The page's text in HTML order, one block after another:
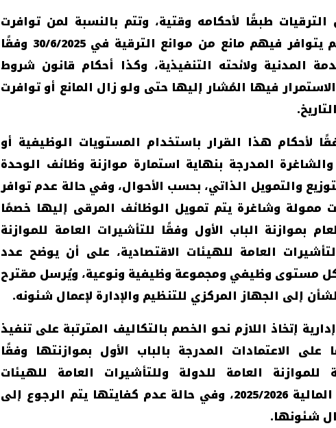
الترقيات طبقًا لأحكامه وقتية، وتتم بالنسبة لمن توافرت
فيهم الشروط ولم يتوافر فيهم مانع من موانع الترقية في 30/6/2025 وفقًا
المدنية ولائحته التنفيذية، وكذا أحكام قانون شروط
فيها المُشار إليها حتى ولو زال المانع أو توافرت
لأحكام هذا القرار باستخدام المستويات الوظيفية أو
المدرجة بنهاية استمارة موازنة وظائف الوحدة
والتمويل الذاتي، بحسب الأحوال، وفي حالة عدم توافر
ممولة وشاغرة يتم تمويل الوظائف المرقى إليها خصمًا
بموازنة الباب الأول وفقًا للتأشيرات العامة للموازنة
العامة للهيئات الاقتصادية، على أن يوضح عدد
مستوى وظيفي ومجموعة وظيفية ونوعية، ويُرسل مقترح
إلى الجهاز المركزي للتنظيم والإدارة لإعمال شئونه.
إتخاذ اللازم نحو الخصم بالتكاليف المترتبة على تنفيذ
الاعتمادات المدرجة بالباب الأول بموازنتها وفقًا
للموازنة العامة للدولة وللتأشيرات العامة للهيئات
الاقتصادية للسنة المالية 2025/2026، وفي حالة عدم كفايتها يتم الرجوع إلى
شئونها.